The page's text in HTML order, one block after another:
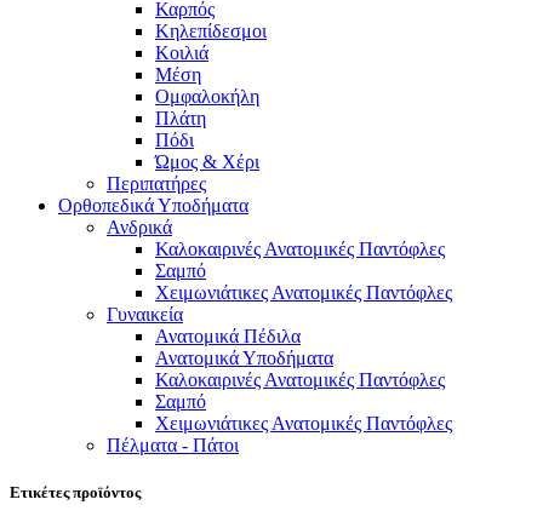
Καρπός
Κηλεπίδεσμοι
Κοιλιά
Μέση
Ομφαλοκήλη
Πλάτη
Πόδι
Ώμος & Χέρι
Περιπατήρες
Ορθοπεδικά Υποδήματα
Ανδρικά
Καλοκαιρινές Ανατομικές Παντόφλες
Σαμπό
Χειμωνιάτικες Ανατομικές Παντόφλες
Γυναικεία
Ανατομικά Πέδιλα
Ανατομικά Υποδήματα
Καλοκαιρινές Ανατομικές Παντόφλες
Σαμπό
Χειμωνιάτικες Ανατομικές Παντόφλες
Πέλματα - Πάτοι
Ετικέτες προϊόντος